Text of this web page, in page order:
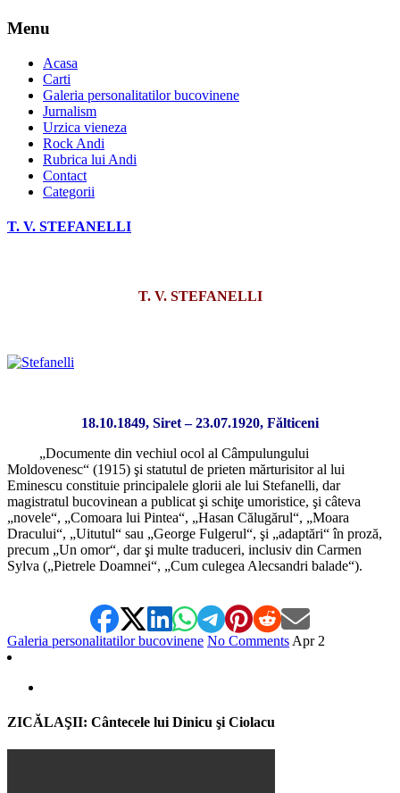
Menu
Acasa
Carti
Galeria personalitatilor bucovinene
Jurnalism
Urzica vieneza
Rock Andi
Rubrica lui Andi
Contact
Categorii
T. V. STEFANELLI
T. V. STEFANELLI
18.10.1849, Siret – 23.07.1920, Fălticeni
„Documente din vechiul ocol al Câmpulungului
Moldovenesc“ (1915) şi statutul de prieten mărturisitor al lui
Eminescu constituie principalele glorii ale lui Stefanelli, dar
magistratul bucovinean a publicat şi schiţe umoristice, şi câteva
„novele“, „Comoara lui Pintea“, „Hasan Călugărul“, „Moara
Dracului“, „Uitutul“ sau „George Fulgerul“, şi „adaptări“ în proză,
precum „Un omor“, dar şi multe traduceri, inclusiv din Carmen
Sylva („Pietrele Doamnei“, „Cum culegea Alecsandri balade“).
Galeria personalitatilor bucovinene No Comments Apr 2
ZICĂLAŞII: Cântecele lui Dinicu şi Ciolacu